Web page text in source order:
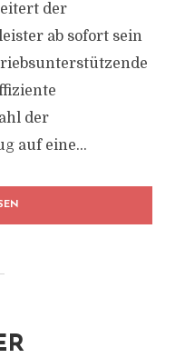
der
ab sofort sein
der
auf eine...